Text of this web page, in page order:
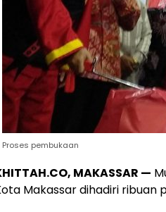
Proses pembukaan
MAKASSAR —
Makassar dihadiri ribuan